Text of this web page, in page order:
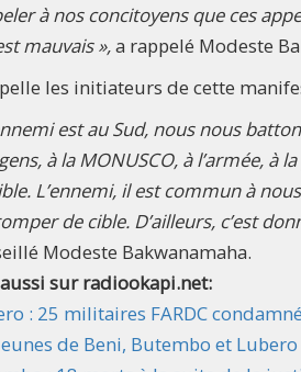
à nos concitoyens que ces
mauvais »,a rappelé Modeste
les initiateurs de cette
est au Sud, nous nous
à la MONUSCO, à l’armée,
L’ennemi, il est commun à
de cible. D’ailleurs, c’est
Modeste Bakwanamaha.
sur radiookapi.net:
: 25 militaires FARDC
de Beni, Butembo et Lubero